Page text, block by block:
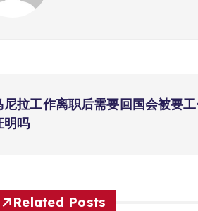
尼拉工作离职后需要回国会被要
明吗
Related Posts